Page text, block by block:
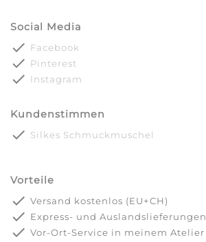
Social Media
done Facebook
done Pinterest
done Instagram
Kundenstimmen
done Silkes Schmuckmuschel
Vorteile
done Versand kostenlos (EU+CH)
done Express- und Auslandslieferungen
done Vor-Ort-Service in meinem Atelier